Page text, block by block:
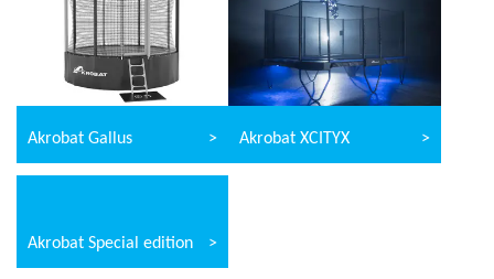
Akrobat Gallus Akrobat XCITYX
Akrobat Special edition